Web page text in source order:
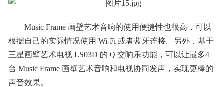
Music Frame 画壁艺术音响的使用便捷性也很高，可以
根据自己的实际情况使用 Wi-Fi 或者蓝牙连接。另外，基于
三星画壁艺术电视 LS03D 的 Q 交响乐功能，可以让最多4
台 Music Frame 画壁艺术音响和电视协同发声，实现更棒的
声音效果。